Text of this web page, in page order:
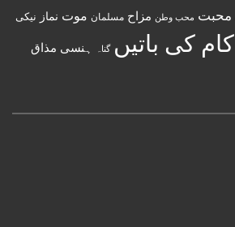
محبت محب وطن مزاح مسلمان موت نماز نیکی
کام کی باتیں گناہ ہنسی مذاق